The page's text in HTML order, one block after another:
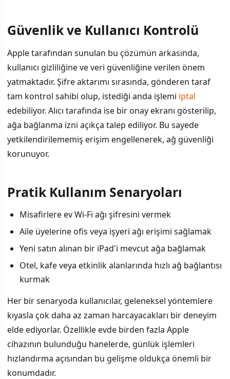
Güvenlik ve Kullanıcı Kontrolü
Apple tarafından sunulan bu çözümün arkasında,
kullanıcı gizliliğine ve veri güvenliğine verilen önem
yatmaktadır. Şifre aktarımı sırasında, gönderen taraf
tam kontrol sahibi olup, istediği anda işlemi iptal
edebiliyor. Alıcı tarafında ise bir onay ekranı gösterilip,
ağa bağlanma izni açıkça talep ediliyor. Bu sayede
yetkilendirilememiş erişim engellenerek, ağ güvenliği
korunuyor.
Pratik Kullanım Senaryoları
Misafirlere ev Wi-Fi ağı şifresini vermek
Aile üyelerine ofis veya işyeri ağı erişimi sağlamak
Yeni satın alınan bir iPad'i mevcut ağa bağlamak
Otel, kafe veya etkinlik alanlarında hızlı ağ bağlantısı
kurmak
Her bir senaryoda kullanıcılar, geleneksel yöntemlere
kıyasla çok daha az zaman harcayacakları bir deneyim
elde ediyorlar. Özellikle evde birden fazla Apple
cihazının bulunduğu hanelerde, günlük işlemleri
hızlandırma açısından bu gelişme oldukça önemli bir
konumdadır.